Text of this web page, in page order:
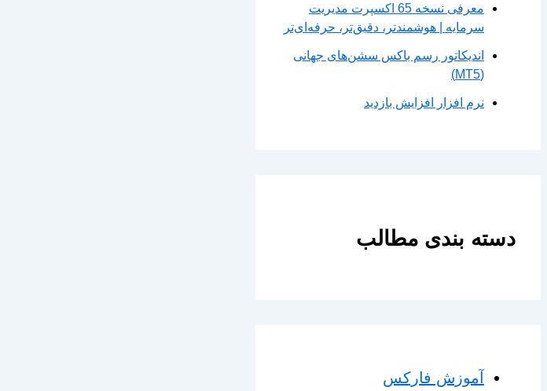
معرفی نسخه 65 اکسپرت مدیریت
سرمایه | هوشمندتر، دقیق‌تر، حرفه‌ای‌تر
اندیکاتور رسم باکس سشن‌های جهانی
(MT5)
نرم افزار افزایش بازدید
دسته بندی مطالب
آموزش فارکس